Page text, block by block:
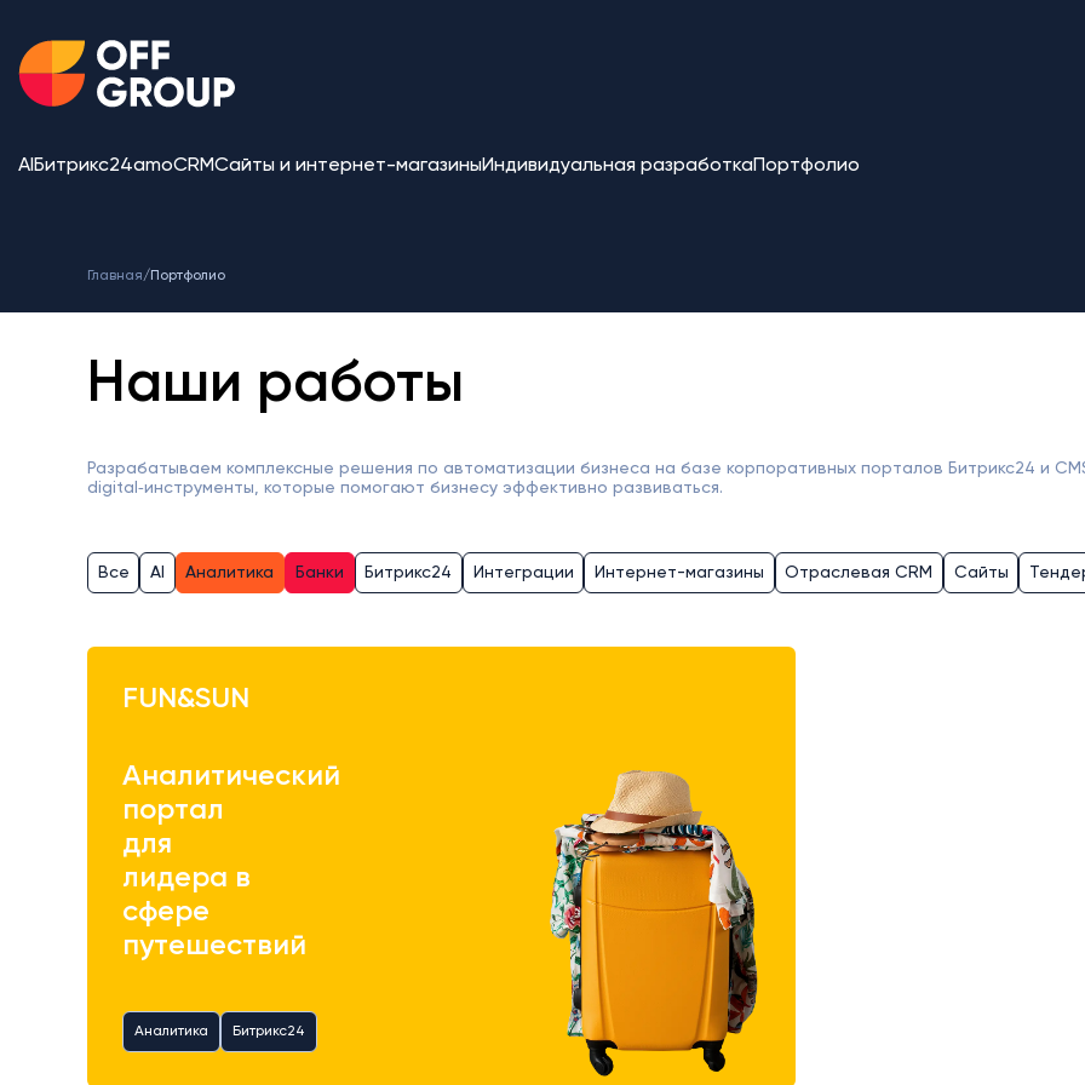
AI Битрикс24amoCRMСайты и интернет-магазиныИндивидуальная разработкаПортфолио
Главная/ Портфолио
Наши работы
Разрабатываем комплексные решения по автоматизации бизнеса на базе корпоративных порталов Битрикс24 и
digital‑инструменты, которые помогают бизнесу эффективно развиваться.
Все AI Аналитика Банки Битрикс24 Интеграции Интернет-магазины Отраслевая CRM Сайты
FUN&SUN
Аналитический
портал
для
лидера в
сфере
путешествий
Аналитика Битрикс24